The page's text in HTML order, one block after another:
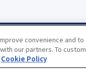
convenience and
our partners. To
Cookie Policy